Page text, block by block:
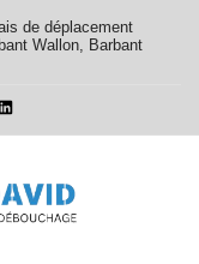
de déplacement
Wallon, Barbant